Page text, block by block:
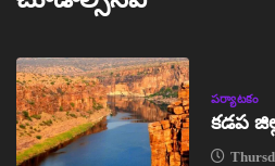
పర్యాటకం
కడప